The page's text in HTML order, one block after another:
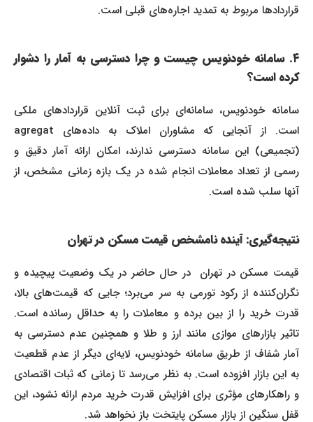
قراردادها مربوط به تمدید اجاره‌های قبلی است.
۴. سامانه خودنویس چیست و چرا دسترسی به آمار را دشوار
کرده است؟
سامانه خودنویس، سامانه‌ای برای ثبت آنلاین قراردادهای ملکی
است. از آنجایی که مشاوران املاک به داده‌های agregat
(تجمیعی) این سامانه دسترسی ندارند، امکان ارائه آمار دقیق و
رسمی از تعداد معاملات انجام شده در یک بازه زمانی مشخص، از
آنها سلب شده است.
نتیجه‌گیری: آینده نامشخص قیمت مسکن در تهران
قیمت مسکن در تهران در حال حاضر در یک وضعیت پیچیده و
نگران‌کننده از رکود تورمی به سر می‌برد؛ جایی که قیمت‌های بالا،
قدرت خرید را از بین برده و معاملات را به حداقل رسانده است.
تاثیر بازارهای موازی مانند ارز و طلا و همچنین عدم دسترسی به
آمار شفاف از طریق سامانه خودنویس، لایه‌ای دیگر از عدم قطعیت
به این بازار افزوده است. به نظر می‌رسد تا زمانی که ثبات اقتصادی
و راهکارهای مؤثری برای افزایش قدرت خرید مردم ارائه نشود، این
قفل سنگین از بازار مسکن پایتخت باز نخواهد شد.